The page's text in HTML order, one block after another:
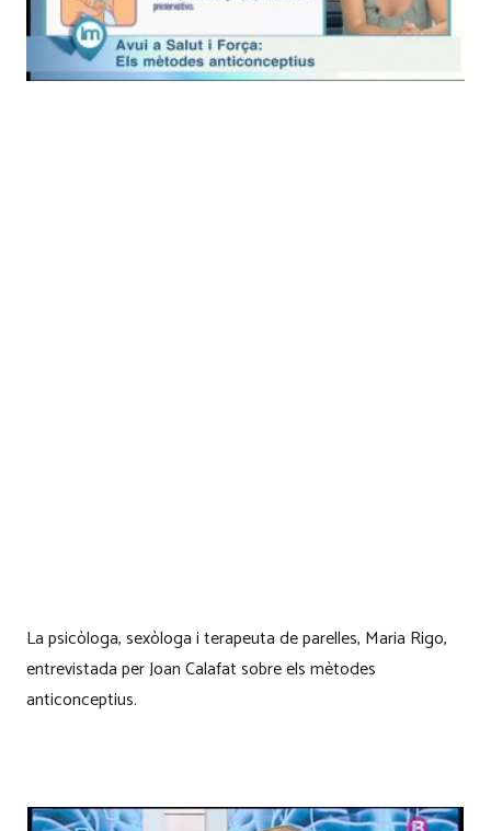
La psicòloga, sexòloga i terapeuta de parelles, Maria Rigo,
entrevistada per Joan Calafat sobre els mètodes
anticonceptius.